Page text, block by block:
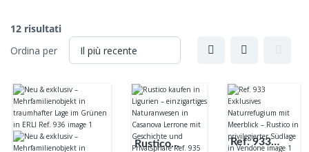
12 risultati
Ordina per
Rustico
Ref. 933